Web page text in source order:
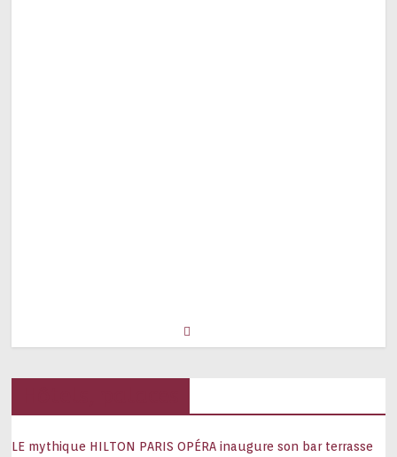
LE mythique HILTON PARIS OPÉRA inaugure son bar terrasse